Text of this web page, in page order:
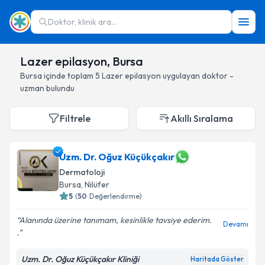
Doktor, klinik ara...
Lazer epilasyon, Bursa
Bursa içinde toplam 5 Lazer epilasyon uygulayan doktor -
uzman bulundu
Filtrele Akıllı Sıralama
Uzm. Dr. Oğuz Küçükçakır
Dermatoloji
Bursa, Nilüfer
5 (50 Değerlendirme)
Alanında üzerine tanımam, kesinlikle tavsiye ederim.
.
Devamı
Uzm. Dr. Oğuz Küçükçakır Kliniği Haritada Göster